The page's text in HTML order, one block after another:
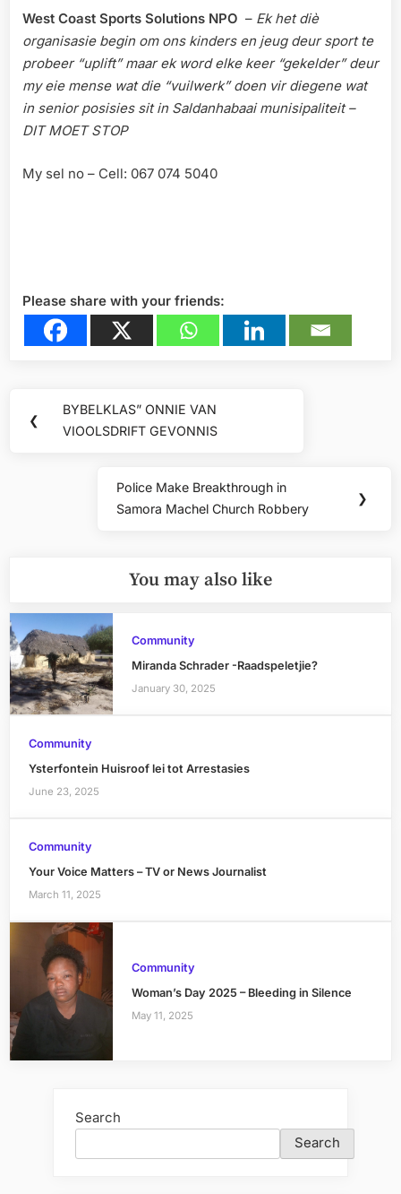
West Coast Sports Solutions NPO – Ek het diè
organisasie begin om ons kinders en jeug deur sport te
probeer “uplift” maar ek word elke keer “gekelder” deur
my eie mense wat die “vuilwerk” doen vir diegene wat
in senior posisies sit in Saldanhabaai munisipaliteit –
DIT MOET STOP
My sel no – Cell: 067 074 5040
Please share with your friends:
navigation
❮
Previous
Post:
BYBELKLAS” ONNIE VAN
VIOOLSDRIFT GEVONNIS
Next
Post:
Police Make Breakthrough in
Samora Machel Church Robbery
❯
You may also like
Community
Miranda Schrader -Raadspeletjie?
January 30, 2025
Community
Ysterfontein Huisroof lei tot Arrestasies
June 23, 2025
Community
Your Voice Matters – TV or News Journalist
March 11, 2025
Community
Woman’s Day 2025 – Bleeding in Silence
May 11, 2025
Search
Search